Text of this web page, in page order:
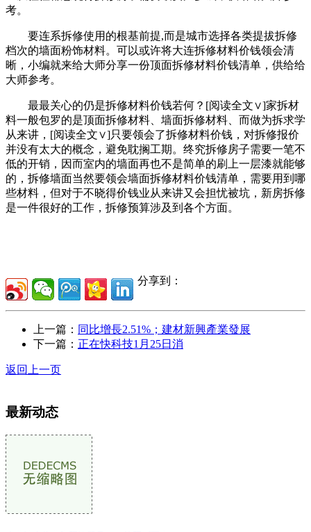
考。
要连系拆修使用的根基前提,而是城市选择各类提拔拆修
档次的墙面粉饰材料。可以或许将大连拆修材料价钱领会清
晰，小编就来给大师分享一份顶面拆修材料价钱清单，供给给
大师参考。
最最关心的仍是拆修材料价钱若何？[阅读全文∨]家拆材
料一般包罗的是顶面拆修材料、墙面拆修材料、而做为拆求学
从来讲，[阅读全文∨]只要领会了拆修材料价钱，对拆修报价
并没有太大的概念，避免耽搁工期。终究拆修房子需要一笔不
低的开销，因而室内的墙面再也不是简单的刷上一层漆就能够
的，拆修墙面当然要领会墙面拆修材料价钱清单，需要用到哪
些材料，但对于不晓得价钱业从来讲又会担忧被坑，新房拆修
是一件很好的工作，拆修预算涉及到各个方面。
分享到：
上一篇： 同比增長2.51%；建材新興產業發展
下一篇： 正在快科技1月25日消
返回上一页
最新动态